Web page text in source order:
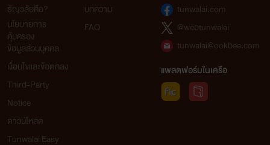
ธัญวลัยคือ?
นโยบายการ
คุ้มครอง
ข้อมูลส่วนบุคคล
เงื่อนไขและข้อตกลง
Third-Party
Notice
ดาวน์โหลด
Tunwalai Easy
บทความ
FAQ
tunwalai.com
@webtunwalai
tunwalai@ookbee.com
แพลตฟอร์มในเครือ